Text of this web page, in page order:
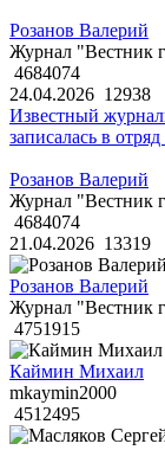
Розанов Валерий
Журнал "Вестник
4684074
24.04.2026 12938
Известный
записалась в
Розанов Валерий
Журнал "Вестник
4684074
21.04.2026 13319
Розанов Валерий
Журнал "Вестник
4751915
Каймин Михаил
mkaymin2000
4512495